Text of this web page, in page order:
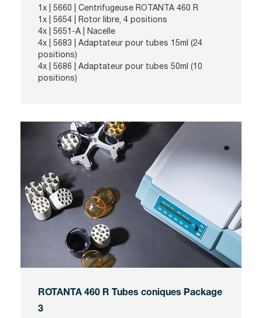
1x | 5660 | Centrifugeuse ROTANTA 460 R
1x | 5654 | Rotor libre, 4 positions
4x | 5651-A | Nacelle
4x | 5683 | Adaptateur pour tubes 15ml (24
positions)
4x | 5686 | Adaptateur pour tubes 50ml (10
positions)
ROTANTA 460 R Tubes coniques Package
3